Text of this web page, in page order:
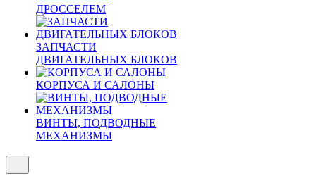
ДРОССЕЛЕМ
ЗАПЧАСТИ
ДВИГАТЕЛЬНЫХ БЛОКОВ
КОРПУСА И САЛОНЫ
ВИНТЫ, ПОДВОДНЫЕ
МЕХАНИЗМЫ